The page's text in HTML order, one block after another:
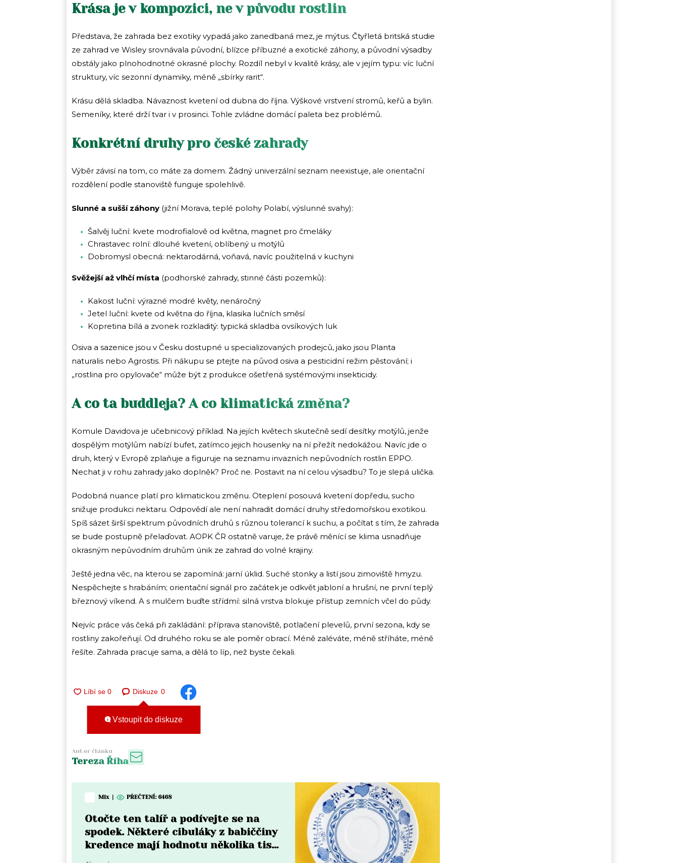
Krása je v kompozici, ne v původu rostlin
Představa, že zahrada bez exotiky vypadá jako zanedbaná mez, je mýtus. Čtyřletá britská studie
ze zahrad ve Wisley srovnávala původní, blízce příbuzné a exotické záhony, a původní výsadby
obstály jako plnohodnotné okrasné plochy. Rozdíl nebyl v kvalitě krásy, ale v jejím typu: víc luční
struktury, víc sezonní dynamiky, méně „sbírky rarit“.
Krásu dělá skladba. Návaznost kvetení od dubna do října. Výškové vrstvení stromů, keřů a bylin.
Semeníky, které drží tvar i v prosinci. Tohle zvládne domácí paleta bez problémů.
Konkrétní druhy pro české zahrady
Výběr závisí na tom, co máte za domem. Žádný univerzální seznam neexistuje, ale orientační
rozdělení podle stanoviště funguje spolehlivě.
Slunné a sušší záhony (jižní Morava, teplé polohy Polabí, výslunné svahy):
Šalvěj luční: kvete modrofialově od května, magnet pro čmeláky
Chrastavec rolní: dlouhé kvetení, oblíbený u motýlů
Dobromysl obecná: nektarodárná, voňavá, navíc použitelná v kuchyni
Svěžejší až vlhčí místa (podhorské zahrady, stinné části pozemků):
Kakost luční: výrazné modré květy, nenáročný
Jetel luční: kvete od května do října, klasika lučních směsí
Kopretina bílá a zvonek rozkladitý: typická skladba ovsíkových luk
Osiva a sazenice jsou v Česku dostupné u specializovaných prodejců, jako jsou Planta
naturalis nebo Agrostis. Při nákupu se ptejte na původ osiva a pesticidní režim pěstování; i
„rostlina pro opylovače“ může být z produkce ošetřená systémovými insekticidy.
A co ta buddleja? A co klimatická změna?
Komule Davidova je učebnicový příklad. Na jejích květech skutečně sedí desítky motýlů, jenže
dospělým motýlům nabízí bufet, zatímco jejich housenky na ní přežít nedokážou. Navíc jde o
druh, který v Evropě zplaňuje a figuruje na seznamu invazních nepůvodních rostlin EPPO.
Nechat ji v rohu zahrady jako doplněk? Proč ne. Postavit na ní celou výsadbu? To je slepá ulička.
Podobná nuance platí pro klimatickou změnu. Oteplení posouvá kvetení dopředu, sucho
snižuje produkci nektaru. Odpovědí ale není nahradit domácí druhy středomořskou exotikou.
Spíš sázet širší spektrum původních druhů s různou tolerancí k suchu, a počítat s tím, že zahrada
se bude postupně přelaďovat. AOPK ČR ostatně varuje, že právě měnící se klima usnadňuje
okrasným nepůvodním druhům únik ze zahrad do volné krajiny.
Ještě jedna věc, na kterou se zapomíná: jarní úklid. Suché stonky a listí jsou zimoviště hmyzu.
Nespěchejte s hrabáním; orientační signál pro začátek je odkvět jabloní a hrušní, ne první teplý
březnový víkend. A s mulčem buďte střídmí: silná vrstva blokuje přístup zemních včel do půdy.
Nejvíc práce vás čeká při zakládání: příprava stanoviště, potlačení plevelů, první sezona, kdy se
rostliny zakořeňují. Od druhého roku se ale poměr obrací. Méně zaléváte, méně stříháte, méně
řešíte. Zahrada pracuje sama, a dělá to líp, než byste čekali.
Diskuze 0
Vstoupit do diskuze
Autor článku
Tereza Říha
Mix PŘEČTENÍ: 6468
Otočte ten talíř a podívejte se na
spodek. Některé cibuláky z babiččiny
kredence mají hodnotu několika tisíc